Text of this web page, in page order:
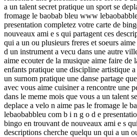
a un talent secret pratique un sport se
fromage le baobab bleu www
presentation completez votre carte de
nouveaux ami e s qui partagent ces
qui a un ou plusieurs freres et soeurs
d un instrument a vecu dans une autre
aime ecouter de la musique aime faire de
enfants pratique une discipline artistique
un surnom pratique une danse partage
avec vous aime cuisiner a rencontre une
dans le meme mois que vous a un talent
deplace a velo n aime pas le fromage le
lebaobabbleu com b i n g o d e
bingo en trouvant de nouveaux ami e s
descriptions cherche quelqu un qui a un